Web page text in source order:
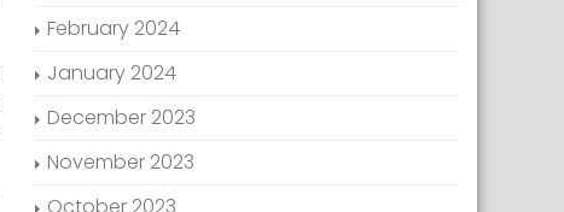
February 2024
January 2024
December 2023
November 2023